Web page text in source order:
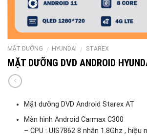
MẶT DƯỠNG / HYUNDAI / STAREX
MẶT DƯỠNG DVD ANDROID
Mặt dưỡng DVD Android Starex AT
Màn hình Android Carmax C300
– CPU : UIS7862 8 nhân 1.8Ghz , hiệu